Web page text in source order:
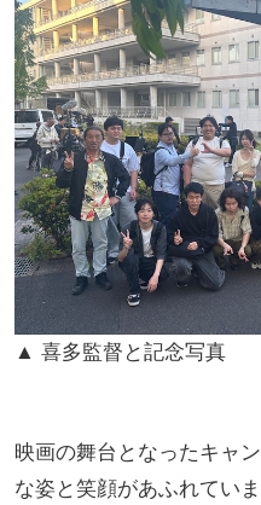
▲ 喜多監督と記念写真
映画の舞台となったキャ
な姿と笑顔があふれてい